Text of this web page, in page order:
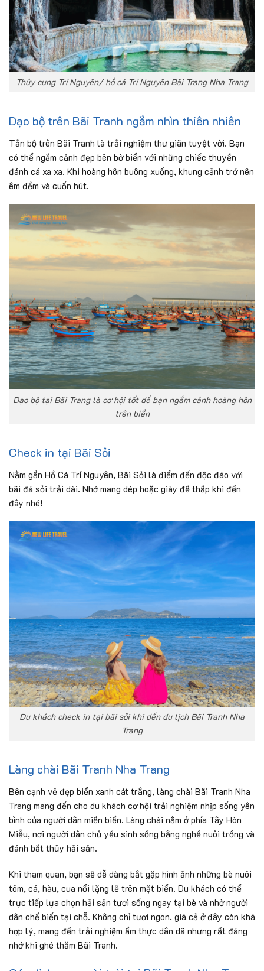
Thủy cung Trí Nguyên/ hồ cá Trí Nguyên Bãi Trang Nha Trang
Dạo bộ trên Bãi Tranh ngắm nhìn thiên nhiên
Tản bộ trên Bãi Tranh là trải nghiệm thư giãn tuyệt vời. Bạn
có thể ngắm cảnh đẹp bên bờ biển với những chiếc thuyền
đánh cá xa xa. Khi hoàng hôn buông xuống, khung cảnh trở nên
êm đềm và cuốn hút.
Dạo bộ tại Bãi Trang là cơ hội tốt để bạn ngắm cảnh hoàng hôn
trên biển
Check in tại Bãi Sỏi
Nằm gần Hồ Cá Trí Nguyên, Bãi Sỏi là điểm đến độc đáo với
bãi đá sỏi trải dài. Nhớ mang dép hoặc giày đế thấp khi đến
đây nhé!
Du khách check in tại bãi sỏi khi đến du lịch Bãi Tranh Nha
Trang
Làng chài Bãi Tranh Nha Trang
Bên cạnh vẻ đẹp biển xanh cát trắng, làng chài Bãi Tranh Nha
Trang mang đến cho du khách cơ hội trải nghiệm nhịp sống yên
bình của người dân miền biển. Làng chài nằm ở phía Tây Hòn
Miễu, nơi người dân chủ yếu sinh sống bằng nghề nuôi trồng và
đánh bắt thủy hải sản.
Khi tham quan, bạn sẽ dễ dàng bắt gặp hình ảnh những bè nuôi
tôm, cá, hàu, cua nổi lặng lẽ trên mặt biển. Du khách có thể
trực tiếp lựa chọn hải sản tươi sống ngay tại bè và nhờ người
dân chế biến tại chỗ. Không chỉ tươi ngon, giá cả ở đây còn khá
hợp lý, mang đến trải nghiệm ẩm thực dân dã nhưng rất đáng
nhớ khi ghé thăm Bãi Tranh.